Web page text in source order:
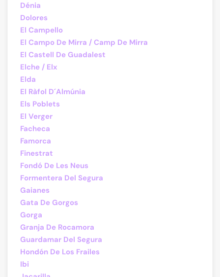
Dénia
Dolores
El Campello
El Campo De Mirra / Camp De Mirra
El Castell De Guadalest
Elche / Elx
Elda
El Ràfol D´Almúnia
Els Poblets
El Verger
Facheca
Famorca
Finestrat
Fondó De Les Neus
Formentera Del Segura
Gaianes
Gata De Gorgos
Gorga
Granja De Rocamora
Guardamar Del Segura
Hondón De Los Frailes
Ibi